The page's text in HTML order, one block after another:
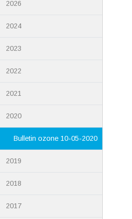
2026
2024
2023
2022
2021
2020
Bulletin ozone 10-05-2020
2019
2018
2017